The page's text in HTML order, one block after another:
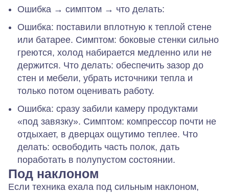
Ошибка → симптом → что делать:
Ошибка: поставили вплотную к теплой стене
или батарее. Симптом: боковые стенки сильно
греются, холод набирается медленно или не
держится. Что делать: обеспечить зазор до
стен и мебели, убрать источники тепла и
только потом оценивать работу.
Ошибка: сразу забили камеру продуктами
«под завязку». Симптом: компрессор почти не
отдыхает, в дверцах ощутимо теплее. Что
делать: освободить часть полок, дать
поработать в полупустом состоянии.
Под наклоном
Если техника ехала под сильным наклоном,